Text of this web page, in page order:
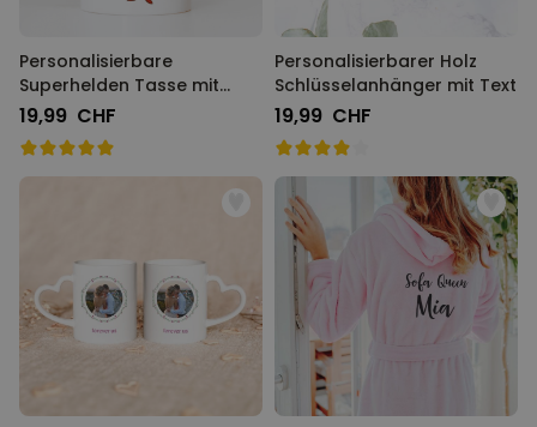
Personalisierbare
Superhelden Tasse mit
Gesicht
19,99 CHF
Personalisierbarer Holz
Schlüsselanhänger mit Text
19,99 CHF